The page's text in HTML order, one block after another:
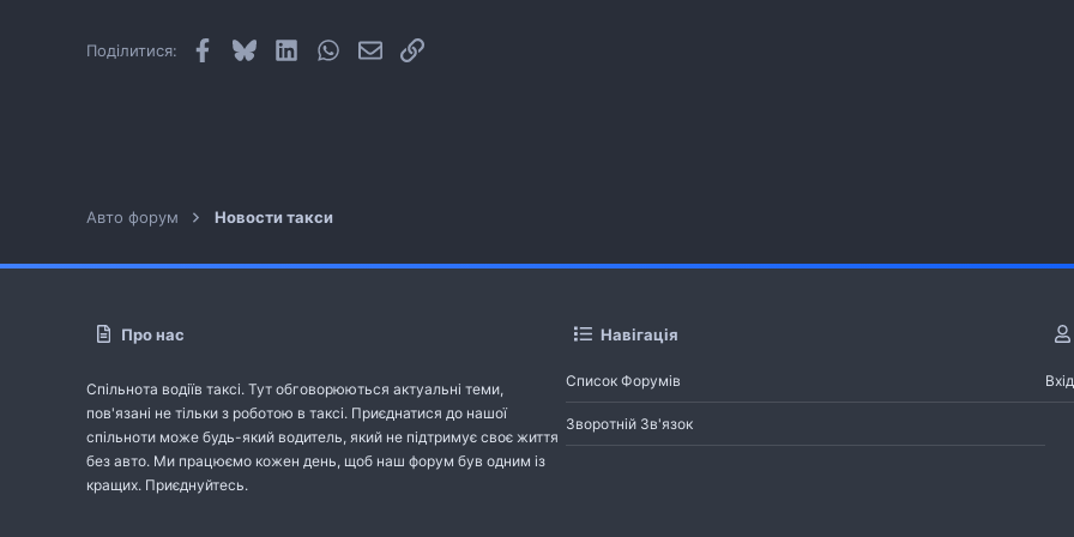
Поділитися: Facebook
BlueskyLinkedInWhatsApp
E-mailПосилання
Авто форум Новости такси
Про нас
Спільнота водіїв таксі. Тут обговорюються актуальні теми,
пов'язані не тільки з роботою в таксі. Приєднатися до нашої
спільноти може будь-який водитель, який не підтримує своє життя
без авто. Ми працюємо кожен день, щоб наш форум був одним із
кращих. Приєднуйтесь.
Навігація
Список Форумів
Зворотній Зв'язок
Вхід